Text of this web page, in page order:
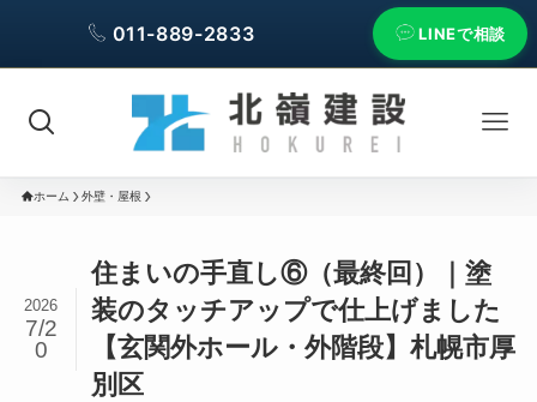
011-889-2833 LINEで相談
ホーム 外壁・屋根
住まいの手直し⑥（最終回）｜塗
装のタッチアップで仕上げました
【玄関外ホール・外階段】札幌市厚
別区
2026
7/2
0